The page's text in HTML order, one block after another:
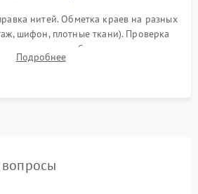
нитей. Обметка краев на разных
шифон, плотные ткани). Проверка
шва, работы ролевого шва и
или волнистости ткани.
Подробнее
вопросы